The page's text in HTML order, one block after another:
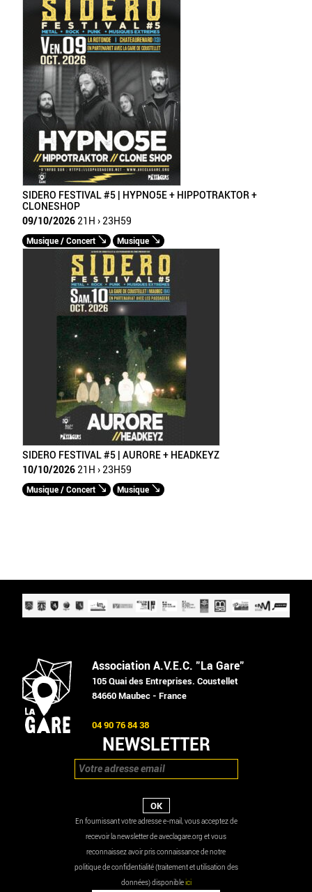
SIDERO FESTIVAL #5 | HYPNO5E + HIPPOTRAKTOR +
CLONESHOP
09/10/2026 21H › 23H59
Musique / Concert Musique
SIDERO FESTIVAL #5 | AURORE + HEADKEYZ
10/10/2026 21H › 23H59
Musique / Concert Musique
Association A.V.E.C. "La Gare"
105 Quai des Entreprises. Coustellet
84660 Maubec - France
04 90 76 84 38
NEWSLETTER
En fournissant votre adresse e-mail, vous acceptez de
recevoir la newsletter de aveclagare.org et vous
reconnaissez avoir pris connaissance de notre
politique de confidentialité (traitement et utilisation des
données) disponibleici